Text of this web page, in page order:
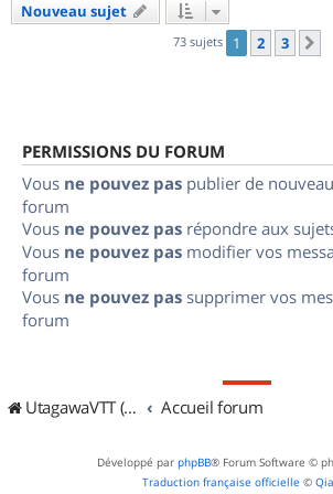
Nouveau sujet
73 sujets 1 2 3
PERMISSIONS DU FORUM
Vous ne pouvez pas publier de
forum
Vous ne pouvez pas répondre aux
Vous ne pouvez pas modifier vos
forum
Vous ne pouvez pas supprimer vos
forum
UtagawaVTT (Randos VTT et VTTAE avec traces GPS) Accueil forum
Développé par phpBB® Forum Software ©
Traduction française officielle ©